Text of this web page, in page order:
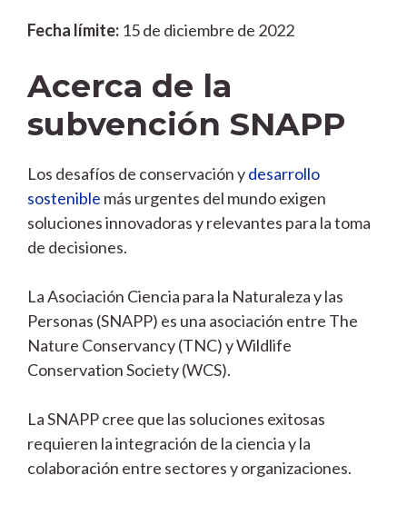
Fecha límite: 15 de diciembre de 2022
Acerca de la
subvención SNAPP
Los desafíos de conservación ydesarrollo
sostenible más urgentes del mundo exigen
soluciones innovadoras y relevantes para la toma
de decisiones.
La Asociación Ciencia para la Naturaleza y las
Personas (SNAPP) es una asociación entre The
Nature Conservancy (TNC) y Wildlife
Conservation Society (WCS).
La SNAPP cree que las soluciones exitosas
requieren la integración de la ciencia y la
colaboración entre sectores y organizaciones.